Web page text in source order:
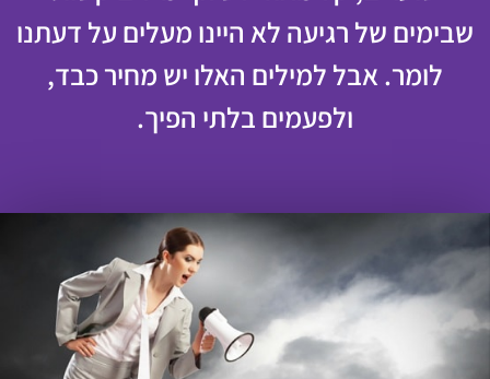
שבימים של רגיעה לא היינו מעלים על דעתנו
לומר. אבל למילים האלו יש מחיר כבד,
ולפעמים בלתי הפיך.